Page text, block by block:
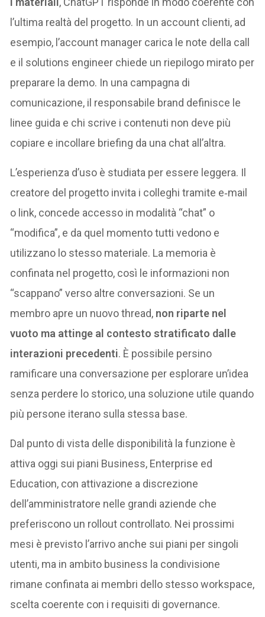
l’ultima realtà del progetto. In un account clienti, ad
esempio, l’account manager carica le note della call
e il solutions engineer chiede un riepilogo mirato per
preparare la demo. In una campagna di
comunicazione, il responsabile brand definisce le
linee guida e chi scrive i contenuti non deve più
copiare e incollare briefing da una chat all’altra.
L’esperienza d’uso è studiata per essere leggera. Il
creatore del progetto invita i colleghi tramite e‑mail
o link, concede accesso in modalità “chat” o
“modifica”, e da quel momento tutti vedono e
utilizzano lo stesso materiale. La memoria è
confinata nel progetto, così le informazioni non
“scappano” verso altre conversazioni. Se un
membro apre un nuovo thread, non riparte nel
vuoto ma attinge al contesto stratificato dalle
interazioni precedenti. È possibile persino
ramificare una conversazione per esplorare un’idea
senza perdere lo storico, una soluzione utile quando
più persone iterano sulla stessa base.
Dal punto di vista delle disponibilità la funzione è
attiva oggi sui piani Business, Enterprise ed
Education, con attivazione a discrezione
dell’amministratore nelle grandi aziende che
preferiscono un rollout controllato. Nei prossimi
mesi è previsto l’arrivo anche sui piani per singoli
utenti, ma in ambito business la condivisione
rimane confinata ai membri dello stesso workspace,
scelta coerente con i requisiti di governance.